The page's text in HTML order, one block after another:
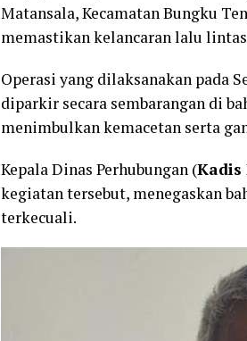
Matansala, Kecamatan Bungku
memastikan kelancaran lalu
Operasi yang dilaksanakan pada
diparkir secara sembarangan di
menimbulkan kemacetan serta
Kepala Dinas Perhubungan (Kadis
kegiatan tersebut, menegaskan
terkecuali.